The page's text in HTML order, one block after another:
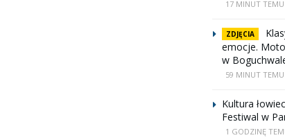
17 MINUT TEMU
ZDJĘCIA
emocje.
w
59 MINUT TEMU
Kultura
Festiwal w
1 GODZINĘ